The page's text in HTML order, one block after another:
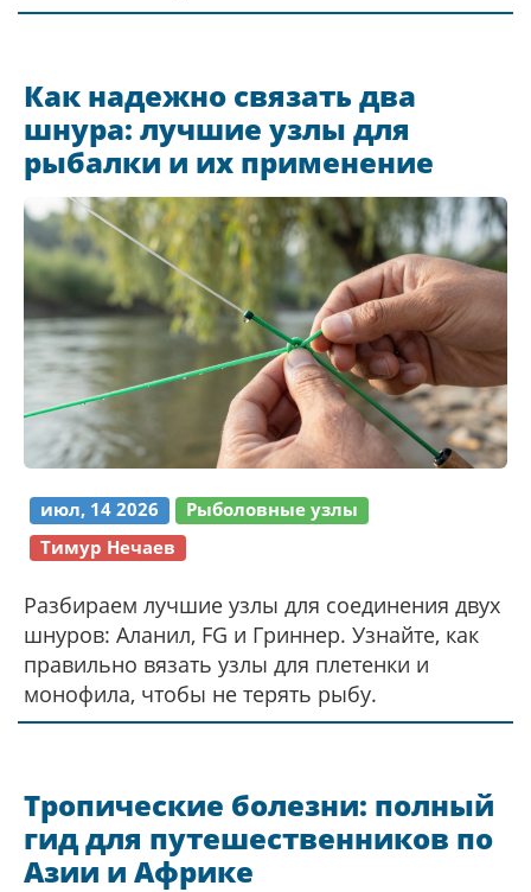
Как надежно связать два
шнура: лучшие узлы для
рыбалки и их применение
июл, 14 2026
Рыболовные узлы
Тимур Нечаев
Разбираем лучшие узлы для соединения двух
шнуров: Аланил, FG и Гриннер. Узнайте, как
правильно вязать узлы для плетенки и
монофила, чтобы не терять рыбу.
Тропические болезни: полный
гид для путешественников по
Азии и Африке